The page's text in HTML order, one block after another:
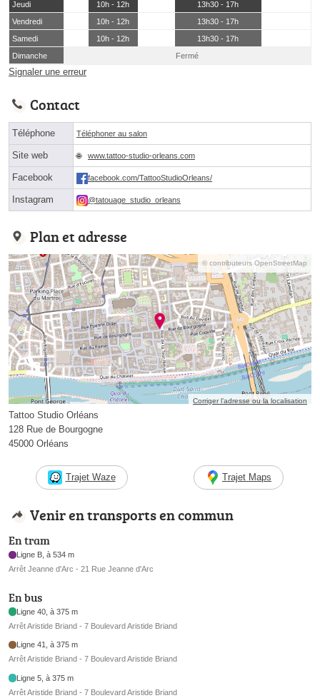
Jeudi
10h - 12h
13h30 - 17h
Vendredi
10h - 12h
13h30 - 17h
Samedi
10h - 12h
13h30 - 17h
Dimanche
Fermé
Signaler une erreur
Contact
Téléphone Téléphoner au salon
Site web www.tattoo-studio-orleans.com
Facebook facebook.com/TattooStudioOrleans/
Instagram @tatouage_studio_orleans
Plan et adresse
© contributeurs OpenStreetMap
Corriger l’adresse ou la localisation
Tattoo Studio Orléans
128 Rue de Bourgogne
45000 Orléans
Trajet Waze Trajet Maps
Venir en transports en commun
En tram
Ligne B, à 534 m
Arrêt Jeanne d'Arc - 21 Rue Jeanne d'Arc
En bus
Ligne 40, à 375 m
Arrêt Aristide Briand - 7 Boulevard Aristide Briand
Ligne 41, à 375 m
Arrêt Aristide Briand - 7 Boulevard Aristide Briand
Ligne 5, à 375 m
Arrêt Aristide Briand - 7 Boulevard Aristide Briand